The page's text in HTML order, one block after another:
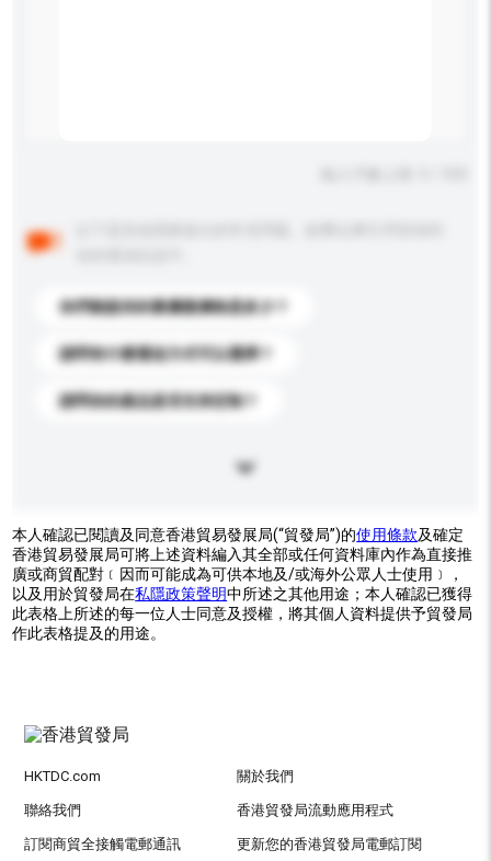
你們能提供的最優惠價格是多少？
請問有什麼運送方式可以選擇？
請問你的產品是否支持定制？
本人確認已閱讀及同意香港貿易發展局(“貿發局”)的使用條款及確定
香港貿易發展局可將上述資料編入其全部或任何資料庫內作為直接推
廣或商貿配對﹝因而可能成為可供本地及/或海外公眾人士使用﹞，
以及用於貿發局在私隱政策聲明中所述之其他用途；本人確認已獲得
此表格上所述的每一位人士同意及授權，將其個人資料提供予貿發局
作此表格提及的用途。
HKTDC.com 關於我們
聯絡我們 香港貿發局流動應用程式
訂閱商貿全接觸電郵通訊 更新您的香港貿發局電郵訂閱